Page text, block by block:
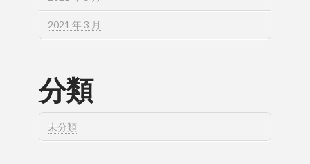
2021 年 3 月
分類
未分類